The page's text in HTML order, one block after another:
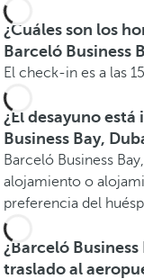
¿Cuáles son los
Barceló Business
El check-in es a las
¿El desayuno
Business Bay,
Barceló Business
alojamiento o
preferencia del
¿Barceló
traslado al